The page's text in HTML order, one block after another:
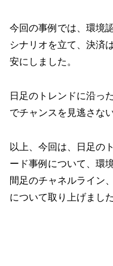
今回の事例では、環境
シナリオを立て、決済
安にしました。
日足のトレンドに沿っ
でチャンスを見逃さな
以上、今回は、日足の
ード事例について、環
間足のチャネルライン
について取り上げました